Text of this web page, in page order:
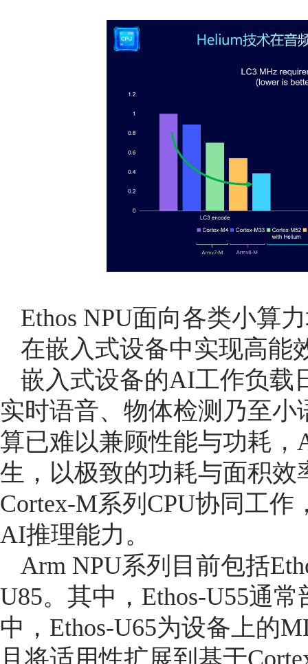
Ethos NPU面向各类小算
在嵌入式设备中实现高能
嵌入式设备的AI工作负载
实时语音、物体检测乃至
算已难以兼顾性能与功耗，
生，以极致的功耗与面积
Cortex-M系列CPU协同工
AI推理能力。
Arm NPU系列目前包括
U85。其中，Ethos-U55通
中，Ethos-U65为设备上的
且将适用性扩展到基于